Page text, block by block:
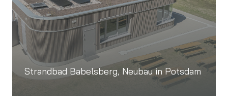
Strandbad Babelsberg, Neubau in Potsdam